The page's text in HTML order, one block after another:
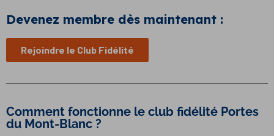
Devenez membre dès maintenant :
Rejoindre le Club Fidélité
Comment fonctionne le club fidélité Portes
du Mont-Blanc ?